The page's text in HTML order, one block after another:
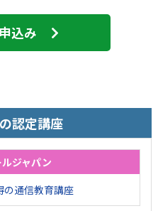
込み
認定講座
ジャパン
の通信教育講座